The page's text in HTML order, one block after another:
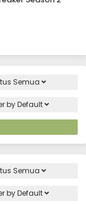
Semua
byDefault
Semua
byDefault